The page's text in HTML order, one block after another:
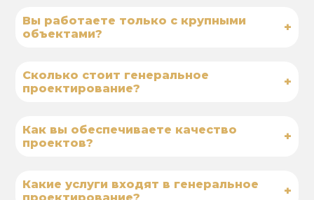
Вы работаете только с крупными
объектами?
+
Сколько стоит генеральное
проектирование?
+
Как вы обеспечиваете качество
проектов?
+
Какие услуги входят в генеральное
проектирование?
+